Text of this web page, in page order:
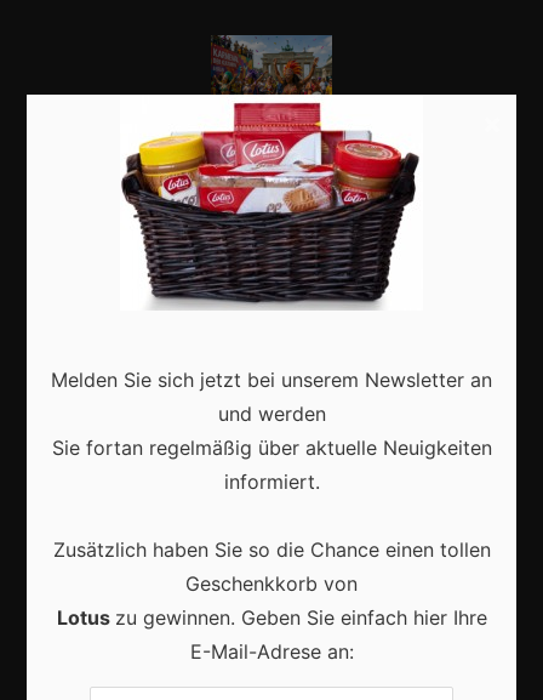
Karneval in Berlin erleben: Kreativität, Kultur und
Gemeinschaft auf einzigartige Weise entdecken
onvergetelijk maken
Melden Sie sich jetzt bei unserem Newsletter an
und werden
Sie fortan regelmäßig über aktuelle Neuigkeiten
informiert.
Zusätzlich haben Sie so die Chance einen tollen
Geschenkkorb von
Lotus zu gewinnen. Geben Sie einfach hier Ihre
E-Mail-Adrese an: